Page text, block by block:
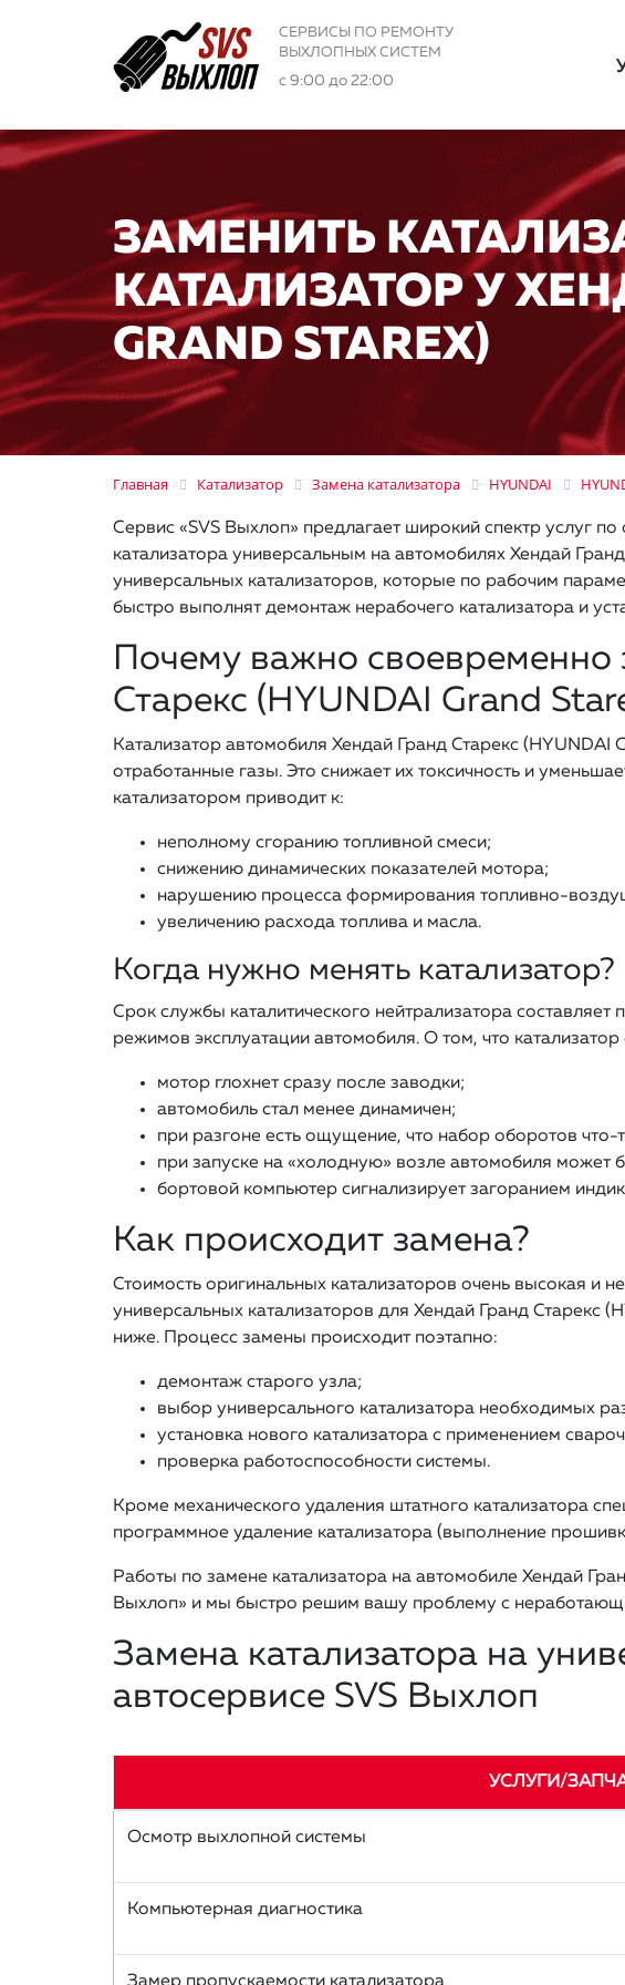
СЕРВИСЫ ПО РЕМОНТУ
ВЫХЛОПНЫХ СИСТЕМ
с 9:00 до 22:00
ЗАМЕНИТЬ
КАТАЛИЗАТОР У
GRAND STAREX)
Главная Катализатор Замена катализатора HYUNDAI
Сервис «SVS Выхлоп» предлагает широкий спектр услуг
катализатора универсальным на автомобилях Хендай
универсальных катализаторов, которые по рабочим
быстро выполнят демонтаж нерабочего катализатора и
Почему важно своевременно
Старекс (HYUNDAI Grand
Катализатор автомобиля Хендай Гранд Старекс
отработанные газы. Это снижает их токсичность и
катализатором приводит к:
неполному сгоранию топливной смеси;
снижению динамических показателей мотора;
нарушению процесса формирования топливно-
увеличению расхода топлива и масла.
Когда нужно менять катализатор?
Срок службы каталитического нейтрализатора составляет
режимов эксплуатации автомобиля. О том, что
мотор глохнет сразу после заводки;
автомобиль стал менее динамичен;
при разгоне есть ощущение, что набор оборотов что-
при запуске на «холодную» возле автомобиля может
бортовой компьютер сигнализирует загоранием
Как происходит замена?
Стоимость оригинальных катализаторов очень высокая и
универсальных катализаторов для Хендай Гранд Старекс
ниже. Процесс замены происходит поэтапно:
демонтаж старого узла;
выбор универсального катализатора необходимых
установка нового катализатора с применением
проверка работоспособности системы.
Кроме механического удаления штатного катализатора
программное удаление катализатора (выполнение
Работы по замене катализатора на автомобиле Хендай
Выхлоп» и мы быстро решим вашу проблему с
Замена катализатора на
автосервисе SVS Выхлоп
УСЛУГИ/
Осмотр выхлопной системы
Компьютерная диагностика